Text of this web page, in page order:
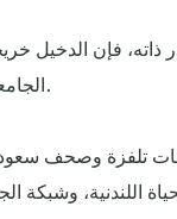
ذاته، فإن الدخيل
الجامعة اللبنانية الأمريكية.
تلفزة وصحف
اللندنية، وشبكة